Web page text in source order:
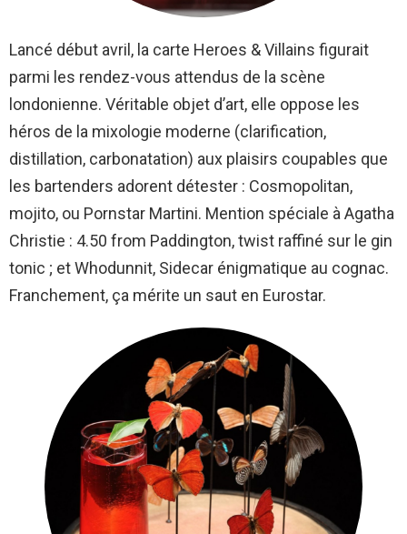
Lancé début avril, la carte Heroes & Villains figurait
parmi les rendez-vous attendus de la scène
londonienne. Véritable objet d’art, elle oppose les
héros de la mixologie moderne (clarification,
distillation, carbonatation) aux plaisirs coupables que
les bartenders adorent détester : Cosmopolitan,
mojito, ou Pornstar Martini. Mention spéciale à Agatha
Christie : 4.50 from Paddington, twist raffiné sur le gin
tonic ; et Whodunnit, Sidecar énigmatique au cognac.
Franchement, ça mérite un saut en Eurostar.